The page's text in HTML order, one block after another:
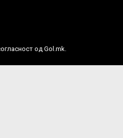
од Gol.mk.